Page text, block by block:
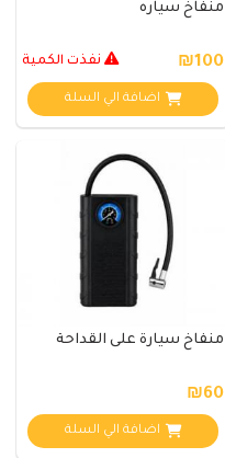
منفاخ سياره
₪100 نفذت الكمية
اضافة الي السلة
منفاخ سيارة على القداحة
₪60
اضافة الي السلة